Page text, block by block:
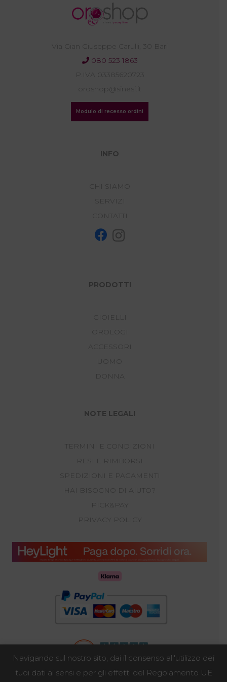
Via Gian Giuseppe Carulli, 30 Bari
080 523 1863
P.IVA 03385620723
oroshop@sinesi.it
Modulo di recesso ordini
INFO
CHI SIAMO
SERVIZI
CONTATTI
PRODOTTI
GIOIELLI
OROLOGI
ACCESSORI
DONNA
NOTE LEGALI
TERMINI E CONDIZIONI
RESI E RIMBORSI
SPEDIZIONI E PAGAMENTI
HAI BISOGNO DI AIUTO?
PICK&PAY
PRIVACY POLICY
Navigando sul nostro sito, dai il consenso all'utilizzo dei
tuoi dati ai sensi e per gli effetti del Regolamento UE